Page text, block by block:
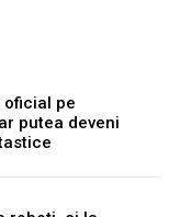
oficial pe
putea deveni